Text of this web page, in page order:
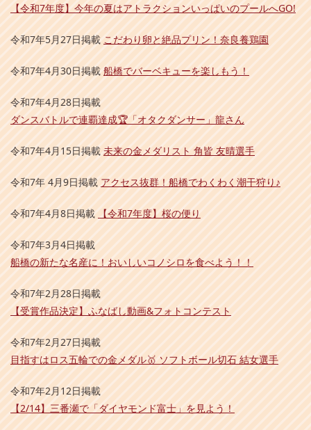
【令和7年度】今年の夏はアトラクションいっぱいのプールへGO!
令和7年5月27日掲載 こだわり卵と絶品プリン！奈良養鶏園
令和7年4月30日掲載 船橋でバーベキューを楽しもう！
令和7年4月28日掲載
ダンスバトルで連覇達成🏆「オタクダンサー」龍さん
令和7年4月15日掲載 未来の金メダリスト 角皆 友晴選手
令和7年 4月9日掲載 アクセス抜群！船橋でわくわく潮干狩り♪
令和7年4月8日掲載 【令和7年度】桜の便り
令和7年3月4日掲載
船橋の新たな名産に！おいしいコノシロを食べよう！！
令和7年2月28日掲載
【受賞作品決定】ふなばし動画&フォトコンテスト
令和7年2月27日掲載
目指すはロス五輪での金メダル🥇 ソフトボール切石 結女選手
令和7年2月12日掲載
【2/14】三番瀬で「ダイヤモンド富士」を見よう！